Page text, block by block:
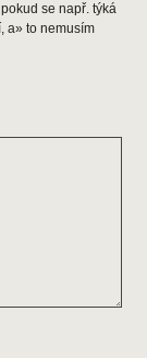
se např. týká
a» to nemusím